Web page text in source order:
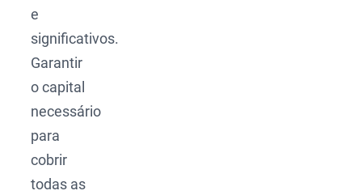
e
significativos.
Garantir
o capital
necessário
para
cobrir
todas as